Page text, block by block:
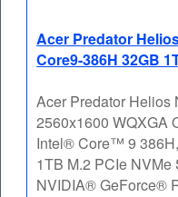
Acer Predator
Core9-386H 32GB
Acer Predator Helios
2560x1600 WQXGA
Intel® Core™ 9
1TB M.2 PCIe
NVIDIA® GeForce®